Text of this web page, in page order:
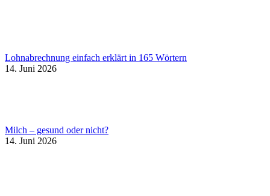
Lohnabrechnung einfach erklärt in 165 Wörtern
14. Juni 2026
Milch – gesund oder nicht?
14. Juni 2026